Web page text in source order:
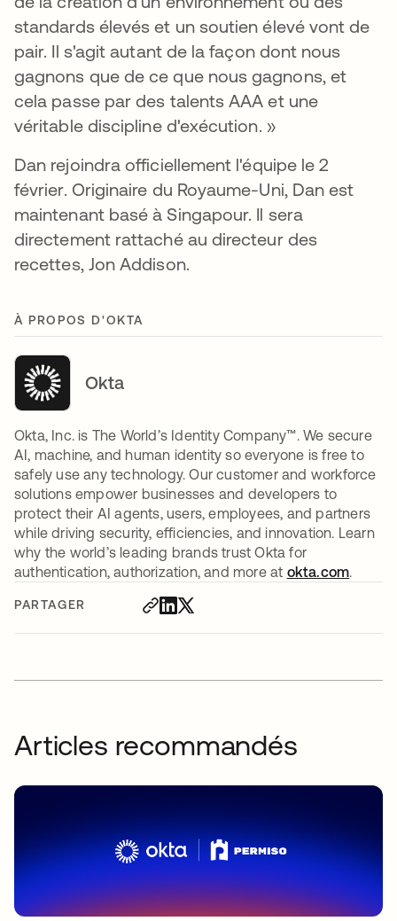
PARTAGER
standards élevés et un soutien élevé vont de
pair. Il s'agit autant de la façon dont nous
gagnons que de ce que nous gagnons, et
cela passe par des talents AAA et une
véritable discipline d'exécution. »
Dan rejoindra officiellement l'équipe le 2
février. Originaire du Royaume-Uni, Dan est
maintenant basé à Singapour. Il sera
directement rattaché au directeur des
recettes, Jon Addison.
À PROPOS D'OKTA
Okta
Okta, Inc. is The World’s Identity Company™. We secure
AI, machine, and human identity so everyone is free to
safely use any technology. Our customer and workforce
solutions empower businesses and developers to
protect their AI agents, users, employees, and partners
while driving security, efficiencies, and innovation. Learn
why the world’s leading brands trust Okta for
authentication, authorization, and more at okta.com.
Articles recommandés